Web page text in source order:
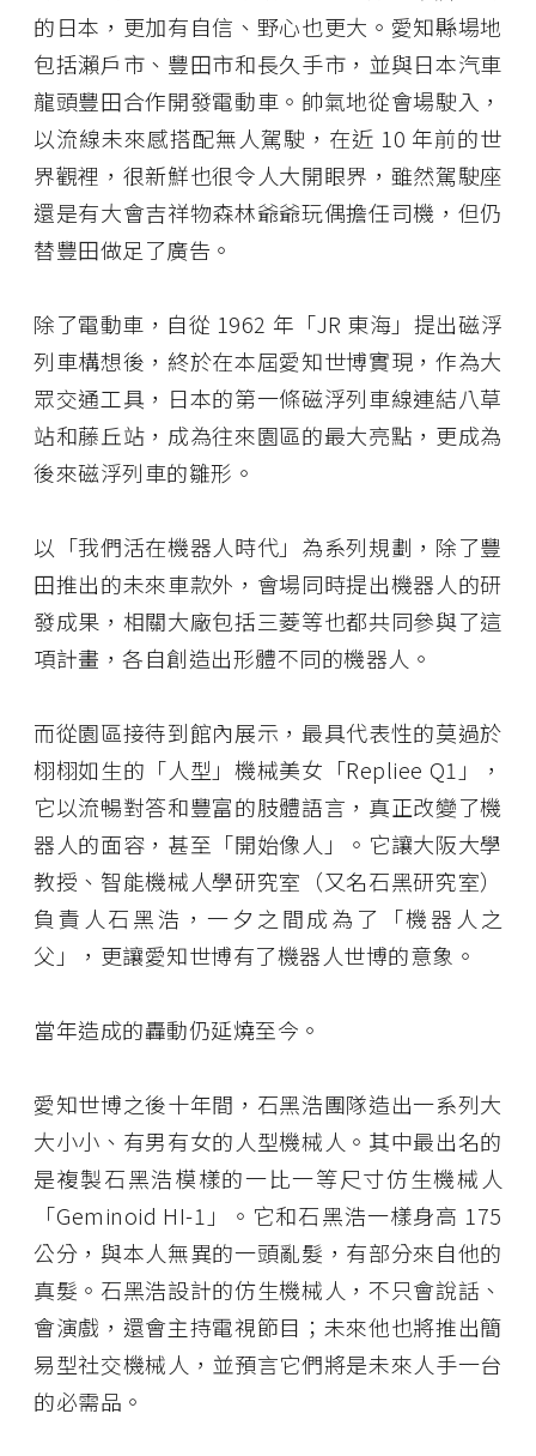
的日本，更加有自信、野心也更大。愛知縣場地
包括瀨戶市、豐田市和長久手市，並與日本汽車
龍頭豐田合作開發電動車。帥氣地從會場駛入，
以流線未來感搭配無人駕駛，在近 10 年前的世
界觀裡，很新鮮也很令人大開眼界，雖然駕駛座
還是有大會吉祥物森林爺爺玩偶擔任司機，但仍
替豐田做足了廣告。
除了電動車，自從 1962 年「JR 東海」提出磁浮
列車構想後，終於在本屆愛知世博實現，作為大
眾交通工具，日本的第一條磁浮列車線連結八草
站和藤丘站，成為往來園區的最大亮點，更成為
後來磁浮列車的雛形。
以「我們活在機器人時代」為系列規劃，除了豐
田推出的未來車款外，會場同時提出機器人的研
發成果，相關大廠包括三菱等也都共同參與了這
項計畫，各自創造出形體不同的機器人。
而從園區接待到館內展示，最具代表性的莫過於
栩栩如生的「人型」機械美女「Repliee Q1」，
它以流暢對答和豐富的肢體語言，真正改變了機
器人的面容，甚至「開始像人」。它讓大阪大學
教授、智能機械人學研究室（又名石黑研究室）
負責人石黑浩，一夕之間成為了「機器人之
父」，更讓愛知世博有了機器人世博的意象。
當年造成的轟動仍延燒至今。
愛知世博之後十年間，石黑浩團隊造出一系列大
大小小、有男有女的人型機械人。其中最出名的
是複製石黑浩模樣的一比一等尺寸仿生機械人
「Geminoid HI-1」。它和石黑浩一樣身高 175
公分，與本人無異的一頭亂髮，有部分來自他的
真髮。石黑浩設計的仿生機械人，不只會說話、
會演戲，還會主持電視節目；未來他也將推出簡
易型社交機械人，並預言它們將是未來人手一台
的必需品。